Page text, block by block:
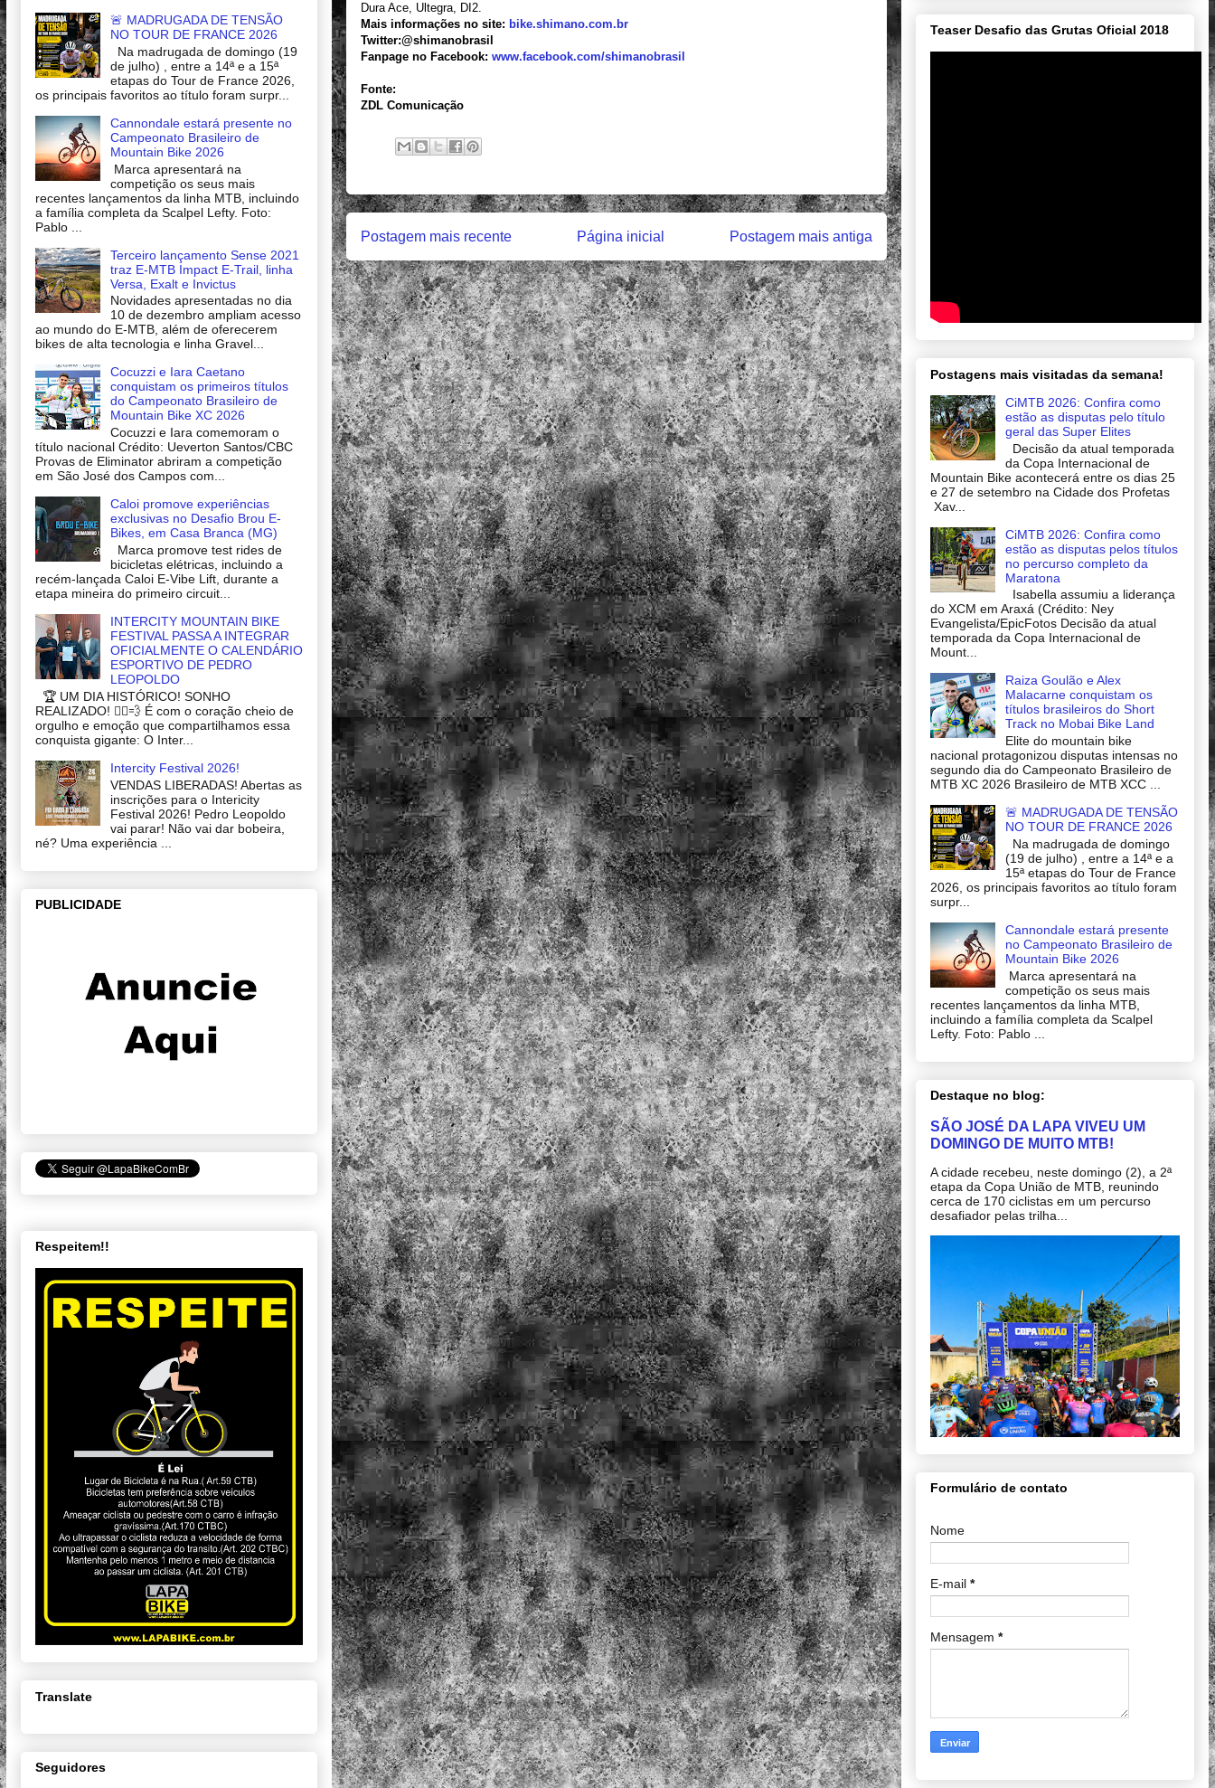
Dura Ace, Ultegra, DI2.
Mais informações no site: bike.shimano.com.br
Twitter:@shimanobrasil
Fanpage no Facebook: www.facebook.com/shimanobrasil
Fonte:
ZDL Comunicação
Postagem mais recente Postagem mais antiga
Página inicial
🚨 MADRUGADA DE TENSÃO
NO TOUR DE FRANCE 2026
Na madrugada de domingo (19
de julho) , entre a 14ª e a 15ª
etapas do Tour de France 2026,
os principais favoritos ao título foram surpr...
Cannondale estará presente no
Campeonato Brasileiro de
Mountain Bike 2026
Marca apresentará na
competição os seus mais
recentes lançamentos da linha MTB, incluindo
a família completa da Scalpel Lefty. Foto:
Pablo ...
Terceiro lançamento Sense 2021
traz E-MTB Impact E-Trail, linha
Versa, Exalt e Invictus
Novidades apresentadas no dia
10 de dezembro ampliam acesso
ao mundo do E-MTB, além de oferecerem
bikes de alta tecnologia e linha Gravel...
Cocuzzi e Iara Caetano
conquistam os primeiros títulos
do Campeonato Brasileiro de
Mountain Bike XC 2026
Cocuzzi e Iara comemoram o
título nacional Crédito: Ueverton Santos/CBC
Provas de Eliminator abriram a competição
em São José dos Campos com...
Caloi promove experiências
exclusivas no Desafio Brou E-
Bikes, em Casa Branca (MG)
Marca promove test rides de
bicicletas elétricas, incluindo a
recém-lançada Caloi E-Vibe Lift, durante a
etapa mineira do primeiro circuit...
INTERCITY MOUNTAIN BIKE
FESTIVAL PASSA A INTEGRAR
OFICIALMENTE O CALENDÁRIO
ESPORTIVO DE PEDRO
LEOPOLDO
🏆 UM DIA HISTÓRICO! SONHO
REALIZADO! 🚴‍♂️💨 É com o coração cheio de
orgulho e emoção que compartilhamos essa
conquista gigante: O Inter...
Intercity Festival 2026!
VENDAS LIBERADAS! Abertas as
inscrições para o Intericity
Festival 2026! Pedro Leopoldo
vai parar! Não vai dar bobeira,
né? Uma experiência ...
PUBLICIDADE
Respeitem!!
Translate
Seguidores
Teaser Desafio das Grutas Oficial 2018
Postagens mais visitadas da semana!
CiMTB 2026: Confira como
estão as disputas pelo título
geral das Super Elites
Decisão da atual temporada
da Copa Internacional de
Mountain Bike acontecerá entre os dias 25
e 27 de setembro na Cidade dos Profetas
Xav...
CiMTB 2026: Confira como
estão as disputas pelos títulos
no percurso completo da
Maratona
Isabella assumiu a liderança
do XCM em Araxá (Crédito: Ney
Evangelista/EpicFotos Decisão da atual
temporada da Copa Internacional de
Mount...
Raiza Goulão e Alex
Malacarne conquistam os
títulos brasileiros do Short
Track no Mobai Bike Land
Elite do mountain bike
nacional protagonizou disputas intensas no
segundo dia do Campeonato Brasileiro de
MTB XC 2026 Brasileiro de MTB XCC ...
🚨 MADRUGADA DE TENSÃO
NO TOUR DE FRANCE 2026
Na madrugada de domingo
(19 de julho) , entre a 14ª e a
15ª etapas do Tour de France
2026, os principais favoritos ao título foram
surpr...
Cannondale estará presente
no Campeonato Brasileiro de
Mountain Bike 2026
Marca apresentará na
competição os seus mais
recentes lançamentos da linha MTB,
incluindo a família completa da Scalpel
Lefty. Foto: Pablo ...
Destaque no blog:
SÃO JOSÉ DA LAPA VIVEU UM
DOMINGO DE MUITO MTB!
A cidade recebeu, neste domingo (2), a 2ª
etapa da Copa União de MTB, reunindo
cerca de 170 ciclistas em um percurso
desafiador pelas trilha...
Formulário de contato
Nome
E-mail *
Mensagem *